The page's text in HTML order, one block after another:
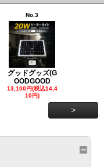
No.3
グッドグッズ(G
OODGOOD
13,100円(税込14,4
10円)
>